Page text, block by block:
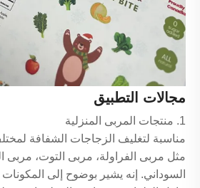
مجالات التطبيق
1. منتجات المربى المنزلية
مناسبة لتغليف الزجاجات الشفافة
مثل مربى الفراولة، مربى التوت، مربى
السوداني. إنه يشير بوضوح إلى